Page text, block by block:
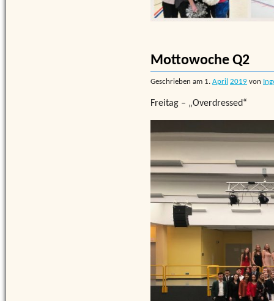
Mottowoche Q2
Geschrieben am 1. April 2019 von
Freitag – „Overdressed“